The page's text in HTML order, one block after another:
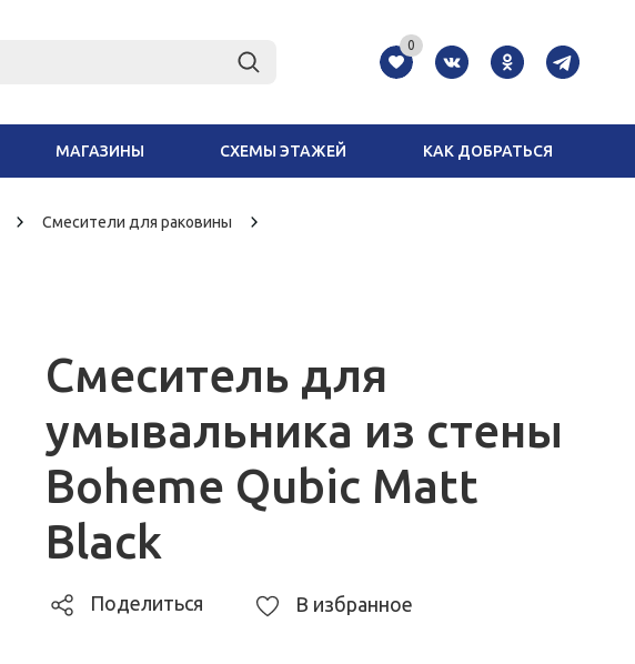
0
МАГАЗИНЫ СХЕМЫ ЭТАЖЕЙ КАК ДОБРАТЬСЯ
Смесители для раковины
Смеситель для
умывальника из стены
Boheme Qubic Matt
Black
Поделиться В избранное